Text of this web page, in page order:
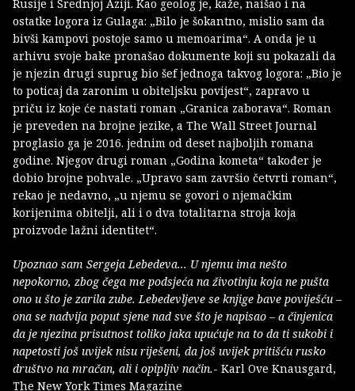
Rusije i Srednjoj Aziji. Kao geolog je, kaže, naišao i na
ostatke logora iz Gulaga: „Bilo je šokantno, mislio sam da
bivši kampovi postoje samo u memoarima“. A onda je u
arhivu svoje bake pronašao dokumente koji su pokazali da
je njezin drugi suprug bio šef jednoga takvog logora: „Bio je
to poticaj da zaronim u obiteljsku povijest“, zapravo u
priču iz koje će nastati roman „Granica zaborava“. Roman
je preveden na brojne jezike, a The Wall Street Journal
proglasio ga je 2016. jednim od deset najboljih romana
godine. Njegov drugi roman „Godina kometa“ također je
dobio brojne pohvale. „Upravo sam završio četvrti roman“,
rekao je nedavno, „u njemu se govori o njemačkim
korijenima obitelji, ali i o dva totalitarna stroja koja
proizvode lažni identitet“.
Upoznao sam Sergeja Lebedeva... U njemu ima nešto
nepokorno, zbog čega me podsjeća na životinju koja ne pušta
ono u što je zarila zube. Lebedevljeve se knjige bave poviješću –
ona se nadvija poput sjene nad sve što je napisao – a činjenica
da je njezina prisutnost toliko jaka upućuje na to da ti sukobi i
napetosti još uvijek nisu riješeni, da još uvijek pritišću rusko
društvo na mračan, ali i opipljiv način.- Karl Ove Knausgard,
The New York Times Magazine